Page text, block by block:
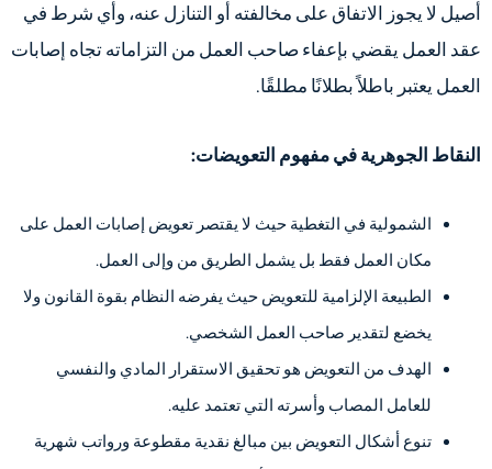
أصيل لا يجوز الاتفاق على مخالفته أو التنازل عنه، وأي شرط في
عقد العمل يقضي بإعفاء صاحب العمل من التزاماته تجاه إصابات
العمل يعتبر باطلاً بطلانًا مطلقًا.
النقاط الجوهرية في مفهوم التعويضات:
الشمولية في التغطية حيث لا يقتصر تعويض إصابات العمل على
مكان العمل فقط بل يشمل الطريق من وإلى العمل.
الطبيعة الإلزامية للتعويض حيث يفرضه النظام بقوة القانون ولا
يخضع لتقدير صاحب العمل الشخصي.
الهدف من التعويض هو تحقيق الاستقرار المادي والنفسي
للعامل المصاب وأسرته التي تعتمد عليه.
تنوع أشكال التعويض بين مبالغ نقدية مقطوعة ورواتب شهرية